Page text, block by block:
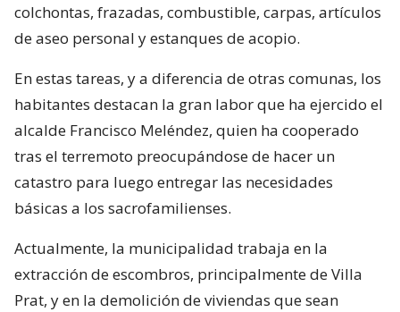
colchontas, frazadas, combustible, carpas, artículos
de aseo personal y estanques de acopio.
En estas tareas, y a diferencia de otras comunas, los
habitantes destacan la gran labor que ha ejercido el
alcalde Francisco Meléndez, quien ha cooperado
tras el terremoto preocupándose de hacer un
catastro para luego entregar las necesidades
básicas a los sacrofamilienses.
Actualmente, la municipalidad trabaja en la
extracción de escombros, principalmente de Villa
Prat, y en la demolición de viviendas que sean